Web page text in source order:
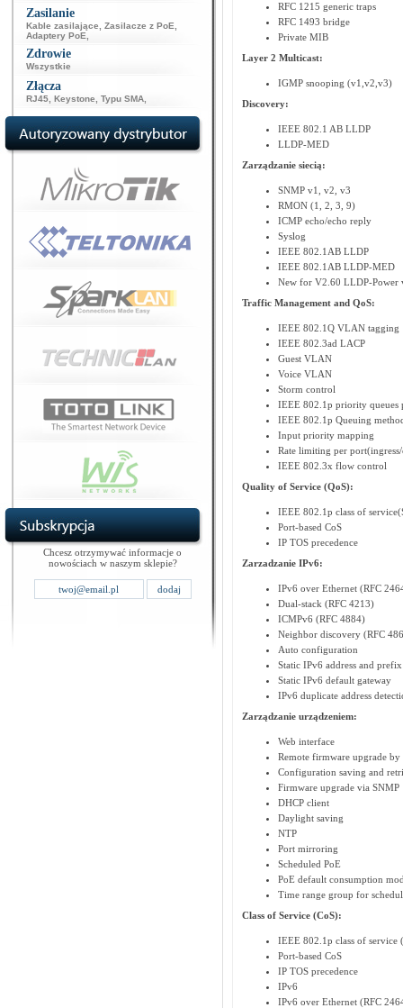
Zasilanie
Kable zasilające Zasilacze z PoE
Adaptery PoE
Zdrowie
Wszystkie
Złącza
RJ45 Keystone Typu SMA
Chcesz otrzymywać informacje o
nowościach w naszym sklepie?
RFC 1215 generic traps
RFC 1493 bridge
Private MIB
Layer 2 Multicast:
IGMP snooping (v1,v2,v3)
Discovery:
IEEE 802.1 AB LLDP
LLDP-MED
Zarządzanie siecią:
SNMP v1, v2, v3
RMON (1, 2, 3, 9)
ICMP echo/echo reply
Syslog
IEEE 802.1AB LLDP
IEEE 802.1AB LLDP-MED
New for V2.60 LLDP-Power
Traffic Management and QoS:
IEEE 802.1Q VLAN tagging
IEEE 802.3ad LACP
Guest VLAN
Voice VLAN
Storm control
IEEE 802.1p priority queues
IEEE 802.1p Queuing
Input priority mapping
Rate limiting per port(ingress/
IEEE 802.3x flow control
Quality of Service (QoS):
IEEE 802.1p class of
Port-based CoS
IP TOS precedence
Zarzadzanie IPv6:
IPv6 over Ethernet (RFC
Dual-stack (RFC 4213)
ICMPv6 (RFC 4884)
Neighbor discovery (RFC
Auto configuration
Static IPv6 address and
Static IPv6 default gateway
IPv6 duplicate address
Zarządzanie urządzeniem:
Web interface
Remote firmware upgrade by
Configuration saving and
Firmware upgrade via SNMP
DHCP client
Daylight saving
NTP
Port mirroring
Scheduled PoE
PoE default consumption
Time range group for
Class of Service (CoS):
IEEE 802.1p class of service
Port-based CoS
IP TOS precedence
IPv6
IPv6 over Ethernet (RFC